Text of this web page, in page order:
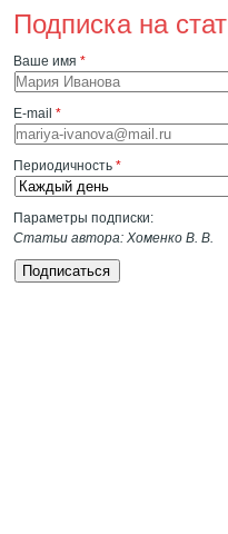
Подписка на
Ваше имя*
E-mail*
Периодичность*
Параметры подписки:
Статьи автора: Хоменко В. В.
Подписаться